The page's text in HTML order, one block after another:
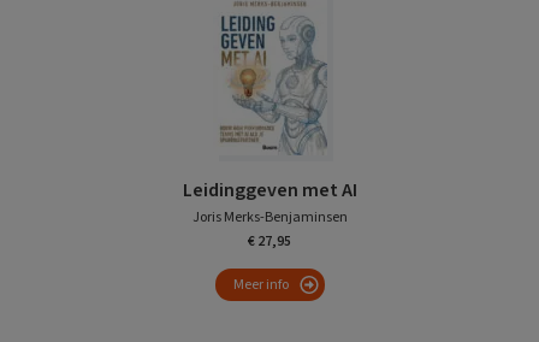
Leidinggeven met AI
Joris Merks-Benjaminsen
€ 27,95
Meer info